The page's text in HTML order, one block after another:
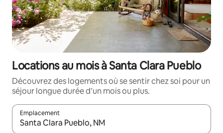
Locations au mois à Santa Clara Pueblo
Découvrez des logements où se sentir chez soi pour un
séjour longue durée d’un mois ou plus.
Emplacement
Quand les résultats sont affichés, parcourez-les en utilisant